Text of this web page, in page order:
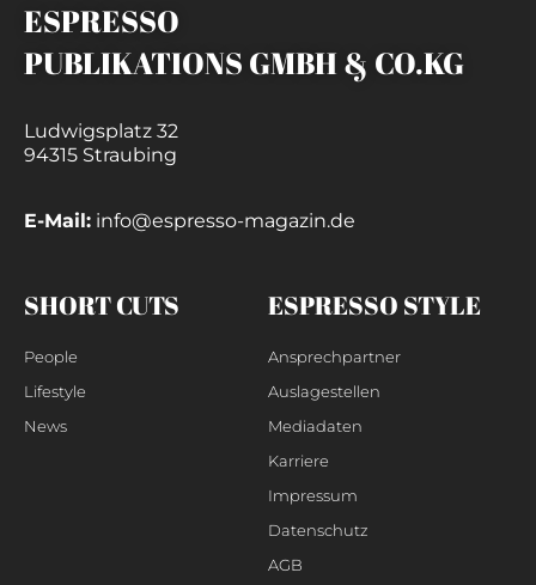
ESPRESSO
PUBLIKATIONS GMBH & CO.KG
Ludwigsplatz 32
94315 Straubing
E-Mail: info@espresso-magazin.de
SHORT CUTS
People
Lifestyle
News
ESPRESSO STYLE
Ansprechpartner
Auslagestellen
Mediadaten
Karriere
Impressum
Datenschutz
AGB